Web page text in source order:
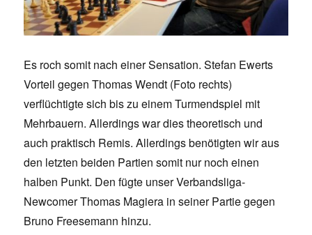
Es roch somit nach einer Sensation. Stefan Ewerts
Vorteil gegen Thomas Wendt (Foto rechts)
verflüchtigte sich bis zu einem Turmendspiel mit
Mehrbauern. Allerdings war dies theoretisch und
auch praktisch Remis. Allerdings benötigten wir aus
den letzten beiden Partien somit nur noch einen
halben Punkt. Den fügte unser Verbandsliga-
Newcomer Thomas Magiera in seiner Partie gegen
Bruno Freesemann hinzu.